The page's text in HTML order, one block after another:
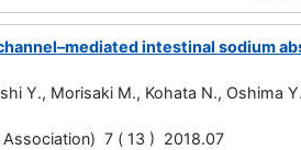
intestinal sodium
Y., Morisaki M., Kohata N., Oshima
Association) 7 ( 13 ) 2018.07